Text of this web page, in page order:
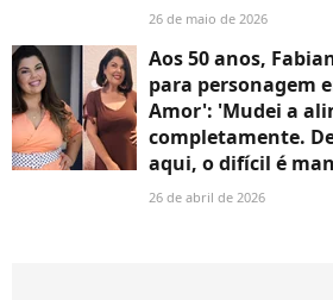
26 de maio de 2026
Aos 50 anos,
para personagem
Amor': 'Mudei a
completamente.
aqui, o difícil é
26 de abril de 2026